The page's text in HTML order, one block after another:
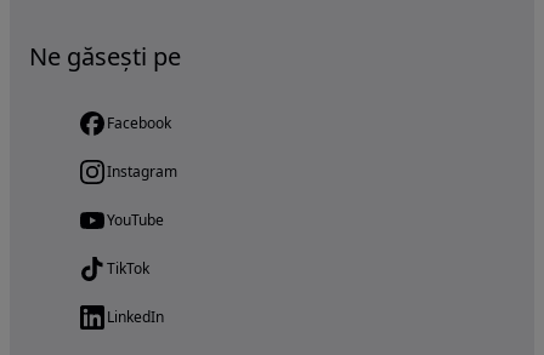
Ne găsești pe
Facebook
Instagram
YouTube
TikTok
LinkedIn